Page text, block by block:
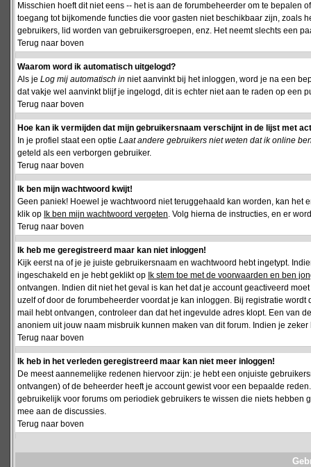
Misschien hoeft dit niet eens -- het is aan de forumbeheerder om te bepalen
toegang tot bijkomende functies die voor gasten niet beschikbaar zijn,
gebruikers, lid worden van gebruikersgroepen, enz. Het neemt slechts een
Terug naar boven
Waarom word ik automatisch uitgelogd?
Als je Log mij automatisch in niet aanvinkt bij het inloggen, word je na een
dat vakje wel aanvinkt blijf je ingelogd, dit is echter niet aan te raden op een
Terug naar boven
Hoe kan ik vermijden dat mijn gebruikersnaam verschijnt in de lijst met
In je profiel staat een optie Laat andere gebruikers niet weten dat ik online
geteld als een verborgen gebruiker.
Terug naar boven
Ik ben mijn wachtwoord kwijt!
Geen paniek! Hoewel je wachtwoord niet teruggehaald kan worden, kan
klik op Ik ben mijn wachtwoord vergeten. Volg hierna de instructies, en er
Terug naar boven
Ik heb me geregistreerd maar kan niet inloggen!
Kijk eerst na of je je juiste gebruikersnaam en wachtwoord hebt ingetypt.
ingeschakeld en je hebt geklikt op Ik stem toe met de voorwaarden en ben
ontvangen. Indien dit niet het geval is kan het dat je account geactiveerd
uzelf of door de forumbeheerder voordat je kan inloggen. Bij registratie
mail hebt ontvangen, controleer dan dat het ingevulde adres klopt. Een van
anoniem uit jouw naam misbruik kunnen maken van dit forum. Indien je
Terug naar boven
Ik heb in het verleden geregistreerd maar kan niet meer inloggen!
De meest aannemelijke redenen hiervoor zijn: je hebt een onjuiste
ontvangen) of de beheerder heeft je account gewist voor een bepaalde
gebruikelijk voor forums om periodiek gebruikers te wissen die niets
mee aan de discussies.
Terug naar boven